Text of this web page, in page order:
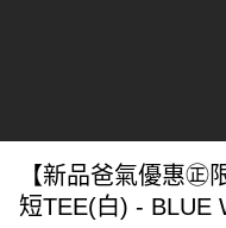
【新品爸氣優惠㊣
短TEE(白) - BLUE